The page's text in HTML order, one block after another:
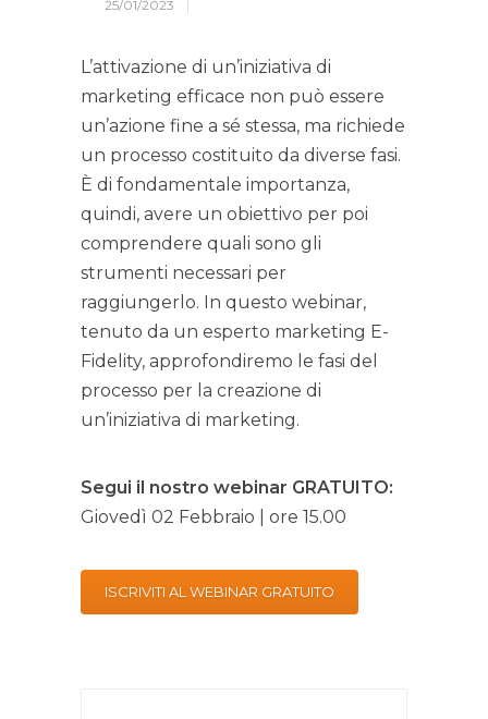
25/01/2023
L’attivazione di un’iniziativa di
marketing efficace non può essere
un’azione fine a sé stessa, ma richiede
un processo costituito da diverse fasi.
È di fondamentale importanza,
quindi, avere un obiettivo per poi
comprendere quali sono gli
strumenti necessari per
raggiungerlo. In questo webinar,
tenuto da un esperto marketing E-
Fidelity, approfondiremo le fasi del
processo per la creazione di
un’iniziativa di marketing.
Segui il nostro webinar GRATUITO:
Giovedì 02 Febbraio | ore 15.00
ISCRIVITI AL WEBINAR GRATUITO